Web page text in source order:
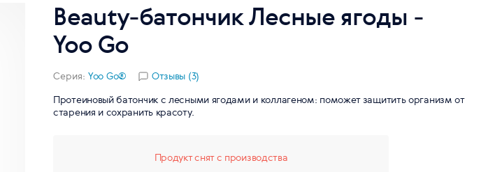
Beauty-батончик Лесные ягоды -
Yoo Gо
Серия: Yoo Gо®
Отзывы (3)
Протеиновый батончик с лесными ягодами и коллагеном: поможет защитить организм от
старения и сохранить красоту.
Продукт снят с производства